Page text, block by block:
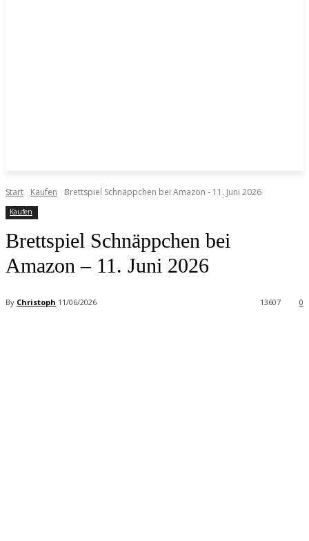
Start Kaufen Brettspiel Schnäppchen bei Amazon - 11. Juni 2026
Kaufen
Brettspiel Schnäppchen bei
Amazon – 11. Juni 2026
By Christoph 11/06/2026 0
13607